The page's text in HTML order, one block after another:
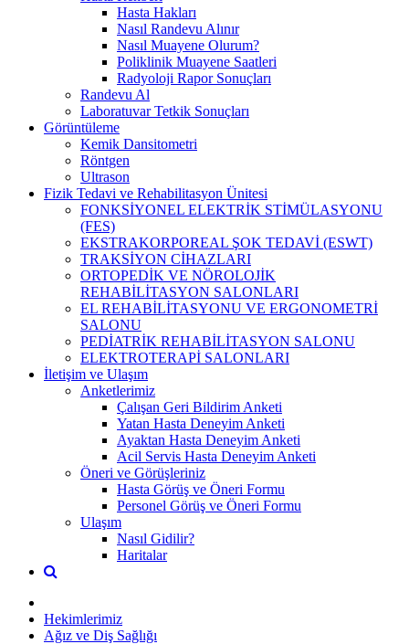
Hasta Hakları
Nasıl Randevu Alınır
Nasıl Muayene Olurum?
Poliklinik Muayene Saatleri
Radyoloji Rapor Sonuçları
Randevu Al
Laboratuvar Tetkik Sonuçları
Görüntüleme
Kemik Dansitometri
Röntgen
Ultrason
Fizik Tedavi ve Rehabilitasyon Ünitesi
FONKSİYONEL ELEKTRİK STİMÜLASYONU
(FES)
EKSTRAKORPOREAL ŞOK TEDAVİ (ESWT)
TRAKSİYON CİHAZLARI
ORTOPEDİK VE NÖROLOJİK
REHABİLİTASYON SALONLARI
EL REHABİLİTASYONU VE ERGONOMETRİ
SALONU
PEDİATRİK REHABİLİTASYON SALONU
ELEKTROTERAPİ SALONLARI
İletişim ve Ulaşım
Anketlerimiz
Çalışan Geri Bildirim Anketi
Yatan Hasta Deneyim Anketi
Ayaktan Hasta Deneyim Anketi
Acil Servis Hasta Deneyim Anketi
Öneri ve Görüşleriniz
Hasta Görüş ve Öneri Formu
Personel Görüş ve Öneri Formu
Ulaşım
Nasıl Gidilir?
Haritalar
Hekimlerimiz
Ağız ve Diş Sağlığı